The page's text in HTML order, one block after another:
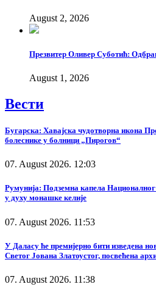
August 2, 2026
Презвитер Оливер Суботић:
August 1, 2026
Вести
Бугарска: Хавајска чудотворна икона
болеснике у болници „Пирогов“
07. August 2026. 12:03
Румунија: Подземна капела
у духу монашке келије
07. August 2026. 11:53
У Даласу ће премијерно бити изведена
Светог Јована Златоустог, посвећена
07. August 2026. 11:38